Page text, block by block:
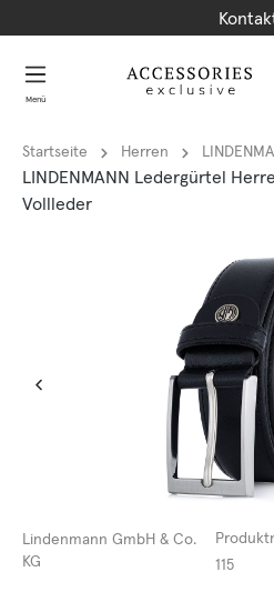
Menü
Startseite Herren
LINDENMANN Ledergürtel
Vollleder
Lindenmann GmbH & Co.
KG
115